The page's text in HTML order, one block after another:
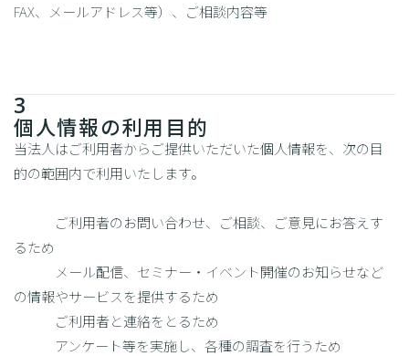
FAX、メールアドレス等）、ご相談内容等
3
個人情報の利用目的
当法人はご利用者からご提供いただいた個人情報を、次の目
的の範囲内で利用いたします。
ご利用者のお問い合わせ、ご相談、ご意見にお答えす
るため
メール配信、セミナー・イベント開催のお知らせなど
の情報やサービスを提供するため
ご利用者と連絡をとるため
アンケート等を実施し、各種の調査を行うため